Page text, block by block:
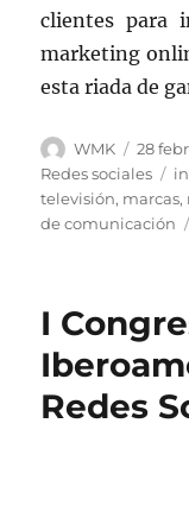
clientes para
marketing
esta riada de
Autor
WMK
el
28
Redes sociales
televisión, marcas,
de comunicación
I
Redes